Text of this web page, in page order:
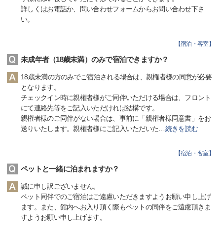
詳しくはお電話か、問い合わせフォームからお問い合わせ下さ
い。
【宿泊・客室】
未成年者（18歳未満）のみで宿泊できますか？
18歳未満の方のみでご宿泊される場合は、親権者様の同意が必要
となります。
チェックイン時に親権者様がご同伴いただける場合は、フロント
にて連絡先等をご記入いただければ結構です。
親権者様のご同伴がない場合は、事前に「親権者様同意書」をお
送りいたします。親権者様にご記入いただいた
続きを読む
【宿泊・客室】
ペットと一緒に泊まれますか？
誠に申し訳ございません。
ペット同伴でのご宿泊はご遠慮いただきますようお願い申し上げ
ます。また、館内へお入り頂く際もペットの同伴をご遠慮頂きま
すようお願い申し上げます。